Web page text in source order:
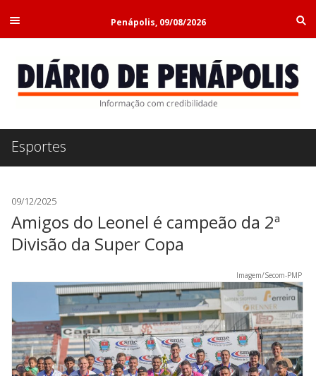
Penápolis, 09/08/2026
Esportes
09/12/2025
Amigos do Leonel é campeão da 2ª
Divisão da Super Copa
Imagem/Secom-PMP